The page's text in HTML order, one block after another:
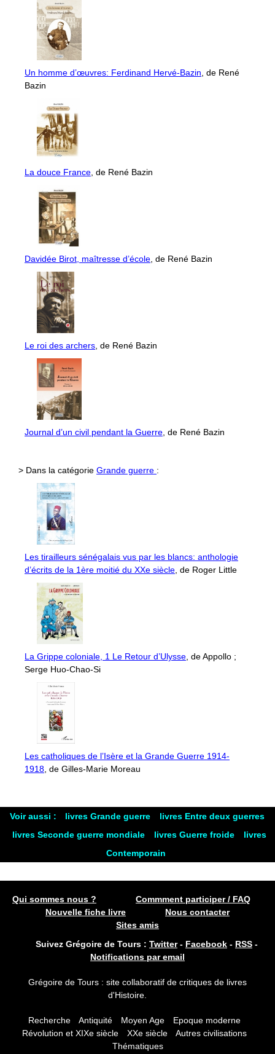
Un homme d’œuvres: Ferdinand Hervé-Bazin , de René
Bazin
La douce France , de René Bazin
Davidée Birot, maîtresse d’école , de René Bazin
Le roi des archers , de René Bazin
Journal d’un civil pendant la Guerre , de René Bazin
> Dans la catégorie Grande guerre :
Les tirailleurs sénégalais vus par les blancs: anthologie
d’écrits de la 1ère moitié du XXe siècle , de Roger Little
La Grippe coloniale, 1 Le Retour d’Ulysse , de Appollo ;
Serge Huo-Chao-Si
Les catholiques de l’Isère et la Grande Guerre 1914-
1918 , de Gilles-Marie Moreau
Voir aussi : livres Grande guerre
livres Entre deux guerres
livres Seconde guerre mondiale
livres Guerre froide
livres
Contemporain
Qui sommes nous ?
Commment participer / FAQ
Nouvelle fiche livre
Nous contacter
Sites amis
Suivez Grégoire de Tours : Twitter- Facebook - RSS -
Notifications par email
Grégoire de Tours : site collaboratif de critiques de livres
d'Histoire.
Recherche Antiquité Moyen Age
Epoque moderne
Révolution et XIXe siècle
XXe siècle
Autres civilisations
Thématiques